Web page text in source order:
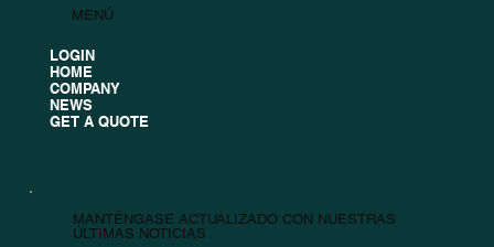
MENÚ
LOGIN
HOME
COMPANY
NEWS
GET A QUOTE
MANTÉNGASE ACTUALIZADO CON NUESTRAS
ÚLTIMAS NOTICIAS